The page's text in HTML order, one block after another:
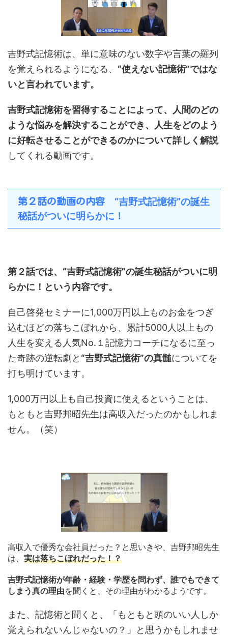
吉野式記憶術は、単に意味のない数字や言葉の羅列
を覚えられるようになる、 “使えない記憶術”ではな
いと言われています。
吉野式記憶術を習得することによって、人間のどの
ような悩みを解決することができ、人生をどのよう
に好転させることができるのかについて詳しく解説
してくれる動画です。
第２話の動画の内容 “吉野式記憶術”の誕生
秘話がついに明らかに！
第２話では、“吉野式記憶術”の誕生秘話がついに明
らかに！という内容です。
自己啓発セミナーに1,000万円以上ものお金をつぎ
込むほどの落ちこぼれから、累計5000人以上もの
人生を変える人気No.１記憶力コーチになるに至っ
た奇跡の逆転劇と “吉野式記憶術”の真髄についてを
打ち明けています。
1,000万円以上も自己投資に使えるということは、
もともと吉野邦昭先生は高収入だったのかもしれま
せん。（笑）
高収入で優秀な会社員だった？と思いきや、吉野邦昭先生
は、 実は落ちこぼれだった！？
吉野式記憶術が年齢・経験・学歴を問わず、誰でもできて
しまう真の理由を聞くと、その理由がわかるようです。
また、記憶術と聞くと、「もともと頭のいい人しか
覚えられないんじゃないの？」と思うかもしれませ